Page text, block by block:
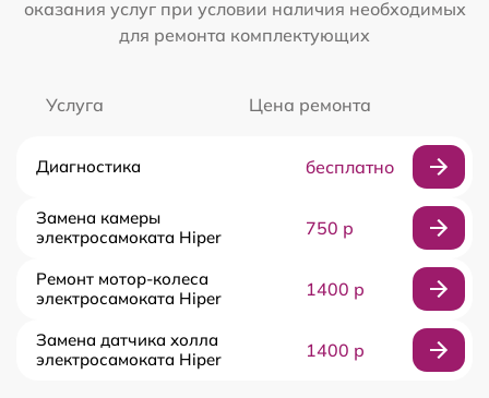
оказания услуг при условии наличия необходимых
для ремонта комплектующих
Услуга Цена ремонта
Диагностика бесплатно
Замена камеры
электросамоката Hiper
750 р
Ремонт мотор-колеса
электросамоката Hiper
1400 р
Замена датчика холла
электросамоката Hiper
1400 р